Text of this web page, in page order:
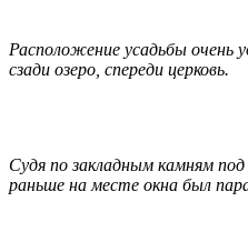
Расположение усадьбы очень
сзади озеро, спереди церковь.
Судя по закладным камням
раньше на месте окна был